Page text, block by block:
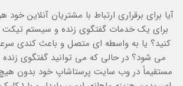
برای یک خدمات گفتگوی زنده و سیستم
کنید؟ یا به واسطه ای متصل و باعث کندی
می شود؟ در حالی که می توانید گفتگوی
مستقیماً در وب سایت پرستاشاپ خود بدون